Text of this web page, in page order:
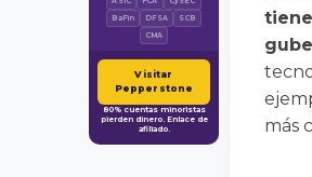
BaFin
DFSA
SCB
CMA
Visitar
Pepperstone
80% cuentas minoristas
pierden dinero. Enlace de
afiliado.
más